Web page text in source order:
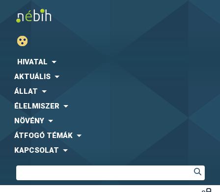
HIVATAL
AKTUÁLIS
ÁLLAT
ÉLELMISZER
NÖVÉNY
ÁTFOGÓ TÉMÁK
KAPCSOLAT